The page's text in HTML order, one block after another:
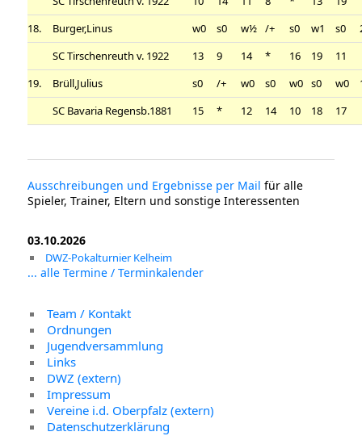
18.
Burger,Linus w0 s0 w½ /+ s0 w1 s0
SC Tirschenreuth v. 1922
13 9 14 * 16 19
11
19.
Brüll,Julius s0 /+ w0 s0 w0 s0 w0
SC Bavaria Regensb.1881
15 * 12 14 10 18 17
Ausschreibungen und Ergebnisse per Mail für alle
Spieler, Trainer, Eltern und sonstige Interessenten
03.10.2026
DWZ-Pokalturnier Kelheim
... alle Termine / Terminkalender
Team / Kontakt
Ordnungen
Jugendversammlung
Links
DWZ (extern)
Impressum
Vereine i.d. Oberpfalz (extern)
Datenschutzerklärung